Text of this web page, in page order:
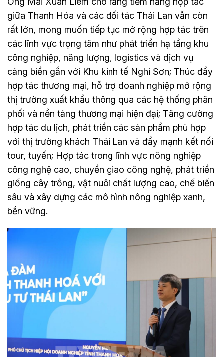
giữa Thanh Hóa và các đối tác Thái Lan vẫn còn
rất lớn, mong muốn tiếp tục mở rộng hợp tác trên
các lĩnh vực trọng tâm như phát triển hạ tầng khu
công nghiệp, năng lượng, logistics và dịch vụ
cảng biển gắn với Khu kinh tế Nghi Sơn; Thúc đẩy
hợp tác thương mại, hỗ trợ doanh nghiệp mở rộng
thị trường xuất khẩu thông qua các hệ thống phân
phối và nền tảng thương mại hiện đại; Tăng cường
hợp tác du lịch, phát triển các sản phẩm phù hợp
với thị trường khách Thái Lan và đẩy mạnh kết nối
tour, tuyến; Hợp tác trong lĩnh vực nông nghiệp
công nghệ cao, chuyển giao công nghệ, phát triển
giống cây trồng, vật nuôi chất lượng cao, chế biến
sâu và xây dựng các mô hình nông nghiệp xanh,
bền vững.